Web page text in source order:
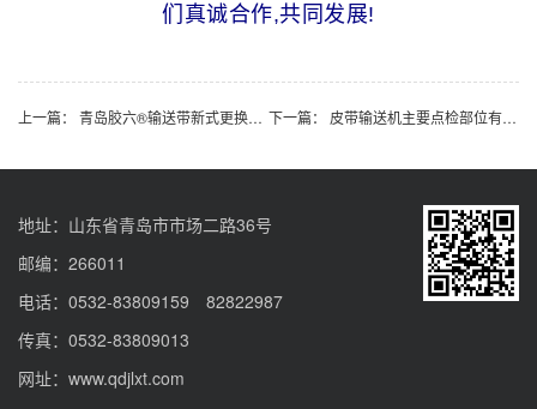
们真诚合作,共同发展!
上一篇： 青岛胶六®输送带新式更换方法！ 下一篇： 皮带输送机主要点检部位有哪些？点检标准是什么？
地址：山东省青岛市市场二路36号
邮编：266011
电话：0532-83809159 82822987
传真：0532-83809013
网址：www.qdjlxt.com